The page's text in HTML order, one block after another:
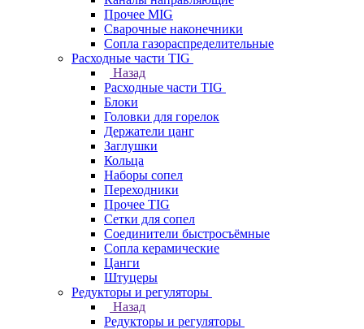
Прочее MIG
Сварочные наконечники
Сопла газораспределительные
Расходные части TIG
Назад
Расходные части TIG
Блоки
Головки для горелок
Держатели цанг
Заглушки
Кольца
Наборы сопел
Переходники
Прочее TIG
Сетки для сопел
Соединители быстросъёмные
Сопла керамические
Цанги
Штуцеры
Редукторы и регуляторы
Назад
Редукторы и регуляторы